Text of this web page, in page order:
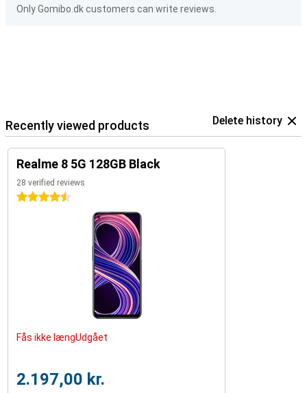
Only Gomibo.dk customers can write reviews.
Recently viewed products Delete history
Realme 8 5G 128GB Black
28 verified reviews
4.5 stars
Fås ikke længUdgået
2.197,00 kr.